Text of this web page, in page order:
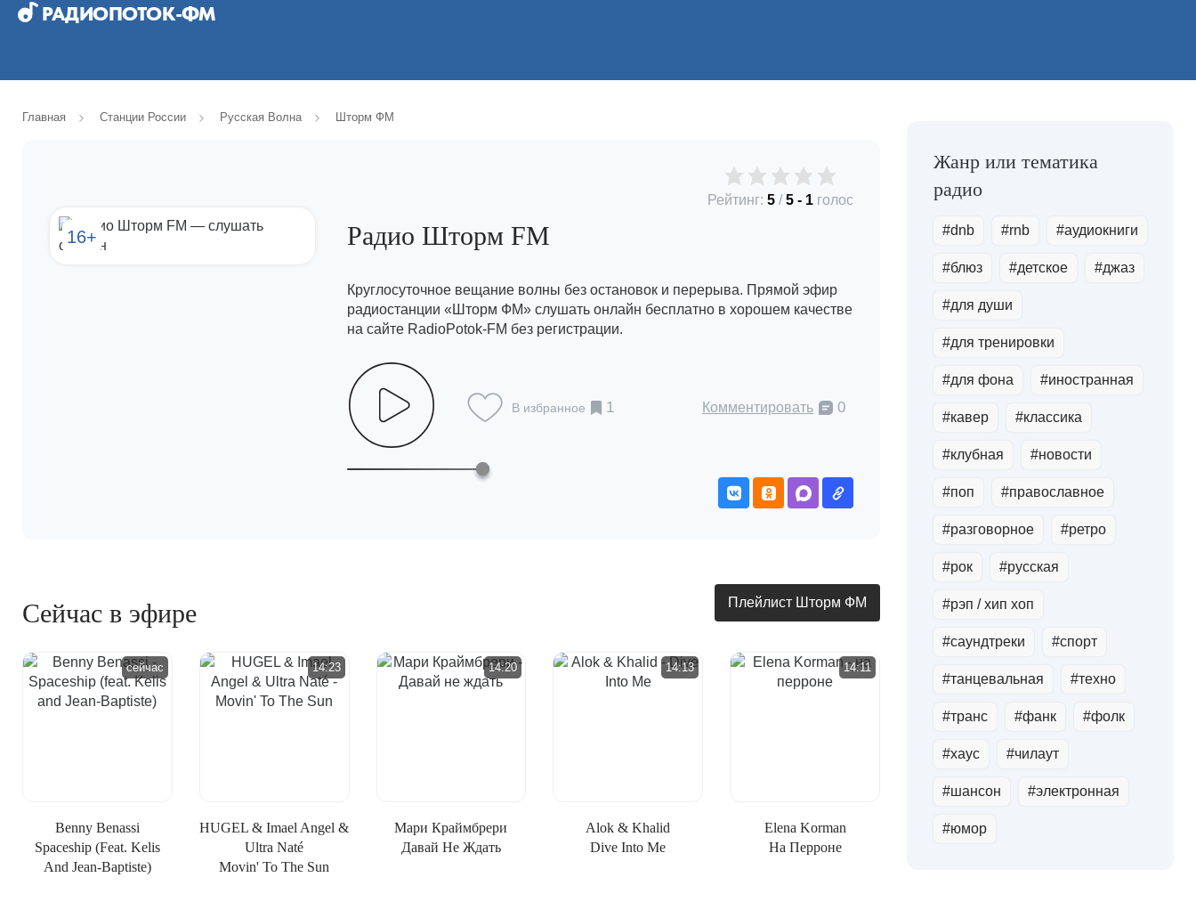
РАДИОПОТОК-ФМ
Главная Станции России Русская Волна Шторм ФМ
16+ Радио Шторм FM
Круглосуточное вещание волны без остановок и перерыва. Прямой эфир
радиостанции «Шторм ФМ» слушать онлайн бесплатно в хорошем качестве
на сайте RadioPotok-FM без регистрации.
В избранное 1 Комментировать 0
Рейтинг: 5 /5 - 1 голос
Сейчас в эфире Плейлист Шторм ФМ
Benny Benassi
Spaceship (feat. Kelis
And Jean-Baptiste)
сейчас
HUGEL & Imael Angel &
Ultra Naté
Movin' To The Sun
14:23
Мари Краймбрери
Давай Не Ждать
14:20
Alok & Khalid
Dive Into Me
14:13
Elena Korman
На Перроне
14:11
#dnb #rnb #аудиокниги
#блюз #детское #джаз
#для души
#для тренировки
#для фона #иностранная
#кавер #классика
#клубная #новости
#поп #православное
#разговорное #ретро
#рок #русская
#рэп / хип хоп
#саундтреки #спорт
#танцевальная #техно
#транс #фанк #фолк
#хауc #чилаут
#шансон #электронная
#юмор